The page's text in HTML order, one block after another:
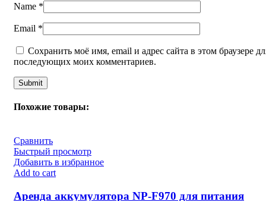
Name *
Email *
Сохранить моё имя, email и адрес сайта в этом браузере
последующих моих комментариев.
Похожие товары:
Сравнить
Быстрый просмотр
Добавить в избранное
Add to cart
Аренда аккумулятора NP-F970 для питания